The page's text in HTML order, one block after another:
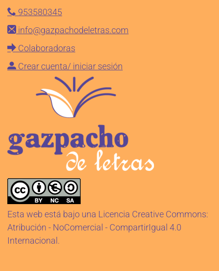
953580345
info@gazpachodeletras.com
Colaboradoras
Crear cuenta/ iniciar sesión
Esta web está bajo una Licencia Creative Commons:
Atribución - NoComercial - CompartirIgual 4.0
Internacional.